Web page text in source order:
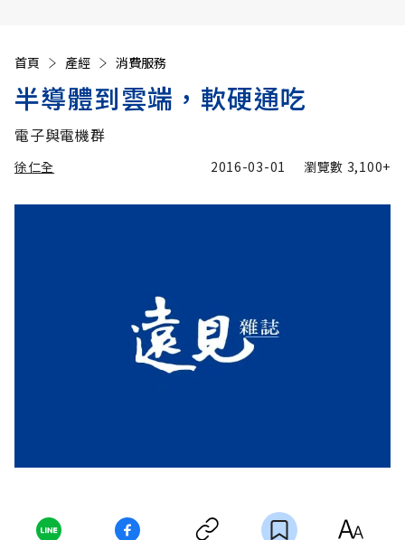
首頁 產經 消費服務
半導體到雲端，軟硬通吃
電子與電機群
徐仁全 2016-03-01 瀏覽數 3,100+